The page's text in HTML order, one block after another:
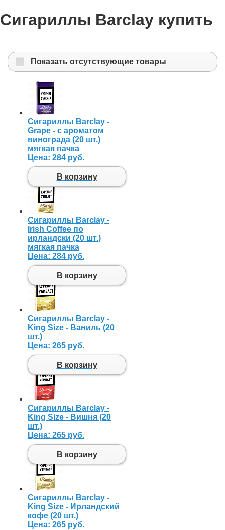
Сигариллы Barclay купить
Показать отсутствующие товары
Сигариллы Barclay -
Grape - с ароматом
винограда (20 шт.)
мягкая пачка
Цена: 284 руб.
В корзину
Сигариллы Barclay -
Irish Coffee по
ирландски (20 шт.)
мягкая пачка
Цена: 284 руб.
В корзину
Сигариллы Barclay -
King Size - Ваниль (20
шт.)
Цена: 265 руб.
В корзину
Сигариллы Barclay -
King Size - Вишня (20
шт.)
Цена: 265 руб.
В корзину
Сигариллы Barclay -
King Size - Ирландский
кофе (20 шт.)
Цена: 265 руб.